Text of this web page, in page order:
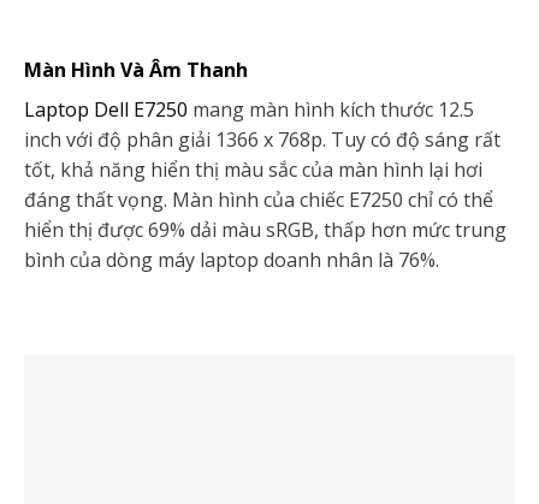
Màn Hình Và Âm Thanh
Laptop Dell E7250 mang màn hình kích thước 12.5
inch với độ phân giải 1366 x 768p. Tuy có độ sáng rất
tốt, khả năng hiển thị màu sắc của màn hình lại hơi
đáng thất vọng. Màn hình của chiếc E7250 chỉ có thể
hiển thị được 69% dải màu sRGB, thấp hơn mức trung
bình của dòng máy laptop doanh nhân là 76%.